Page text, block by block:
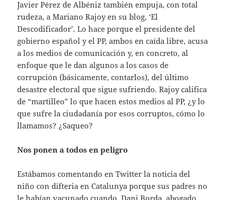
Javier Pérez de Albéniz también empuja, con total
rudeza, a Mariano Rajoy en su blog, ‘El
Descodificador’. Lo hace porque el presidente del
gobierno español y el PP, ambos en caída libre, acusa
a los medios de comunicación y, en concreto, al
enfoque que le dan algunos a los casos de
corrupción (básicamente, contarlos), del último
desastre electoral que sigue sufriendo. Rajoy califica
de “martilleo” lo que hacen estos medios al PP, ¿y lo
que sufre la ciudadanía por esos corruptos, cómo lo
llamamos? ¿Saqueo?
Nos ponen a todos en peligro
Estábamos comentando en Twitter la noticia del
niño con difteria en Catalunya porque sus padres no